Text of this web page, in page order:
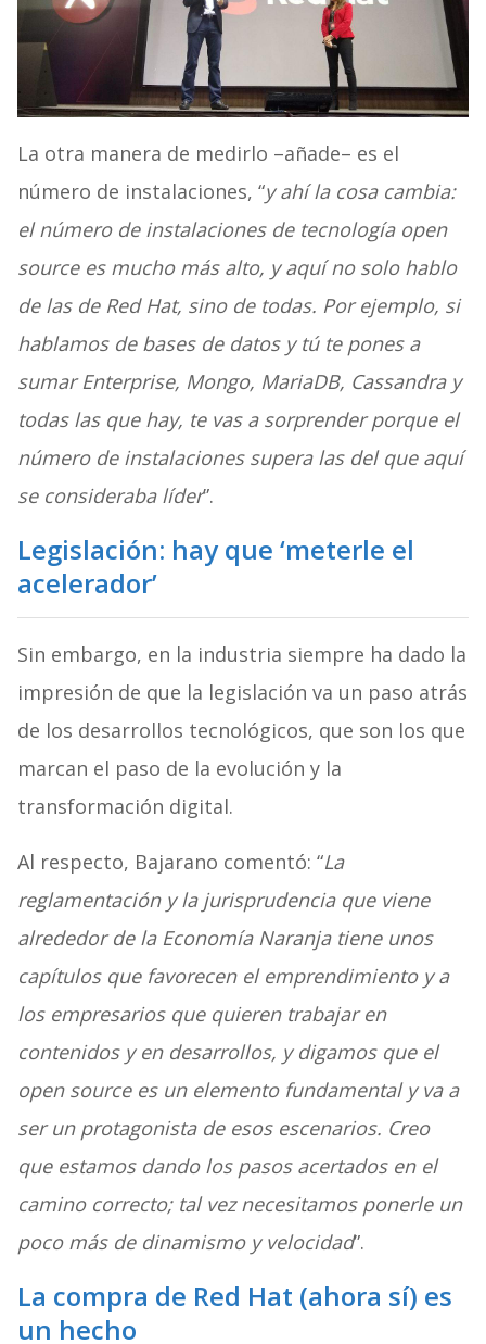
La otra manera de medirlo –añade– es el
número de instalaciones, “y ahí la cosa cambia:
el número de instalaciones de tecnología open
source es mucho más alto, y aquí no solo hablo
de las de Red Hat, sino de todas. Por ejemplo, si
hablamos de bases de datos y tú te pones a
sumar Enterprise, Mongo, MariaDB, Cassandra y
todas las que hay, te vas a sorprender porque el
número de instalaciones supera las del que aquí
se consideraba líder”.
Legislación: hay que ‘meterle el
acelerador’
Sin embargo, en la industria siempre ha dado la
impresión de que la legislación va un paso atrás
de los desarrollos tecnológicos, que son los que
marcan el paso de la evolución y la
transformación digital.
Al respecto, Bajarano comentó: “La
reglamentación y la jurisprudencia que viene
alrededor de la Economía Naranja tiene unos
capítulos que favorecen el emprendimiento y a
los empresarios que quieren trabajar en
contenidos y en desarrollos, y digamos que el
open source es un elemento fundamental y va a
ser un protagonista de esos escenarios. Creo
que estamos dando los pasos acertados en el
camino correcto; tal vez necesitamos ponerle un
poco más de dinamismo y velocidad”.
La compra de Red Hat (ahora sí) es
un hecho